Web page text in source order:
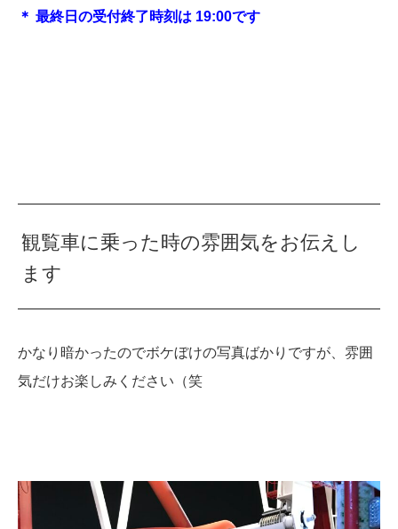
＊ 最終日の受付終了時刻は 19:00です
観覧車に乗った時の雰囲気をお伝えし
ます
かなり暗かったのでボケぼけの写真ばかりですが、雰囲
気だけお楽しみください（笑